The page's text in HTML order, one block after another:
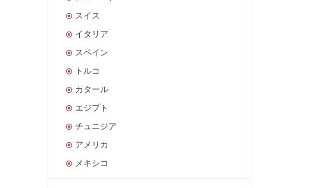
スイス
イタリア
スペイン
トルコ
カタール
エジプト
チュニジア
アメリカ
メキシコ